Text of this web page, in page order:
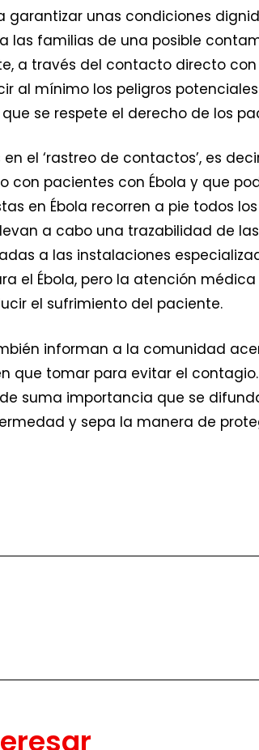
garantizar unas condiciones
familias de una posible
a través del contacto directo con
al mínimo los peligros
se respete el derecho de los
el ‘rastreo de contactos’, es
pacientes con Ébola y que
en Ébola recorren a pie todos
a cabo una trazabilidad de
a las instalaciones
el Ébola, pero la atención
el sufrimiento del paciente.
informan a la comunidad
que tomar para evitar el
de suma importancia que se
y sepa la manera de